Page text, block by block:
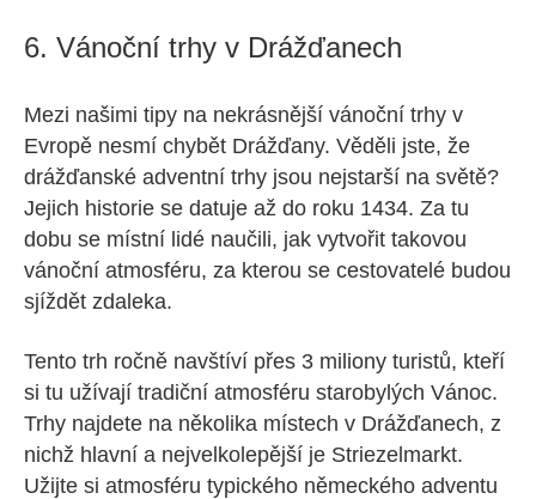
6. Vánoční trhy v Drážďanech
Mezi našimi tipy na nekrásnější vánoční trhy v
Evropě nesmí chybět Drážďany. Věděli jste, že
drážďanské adventní trhy jsou nejstarší na světě?
Jejich historie se datuje až do roku 1434. Za tu
dobu se místní lidé naučili, jak vytvořit takovou
vánoční atmosféru, za kterou se cestovatelé budou
sjíždět zdaleka.
Tento trh ročně navštíví přes 3 miliony turistů, kteří
si tu užívají tradiční atmosféru starobylých Vánoc.
Trhy najdete na několika místech v Drážďanech, z
nichž hlavní a nejvelkolepější je Striezelmarkt.
Užijte si atmosféru typického německého adventu